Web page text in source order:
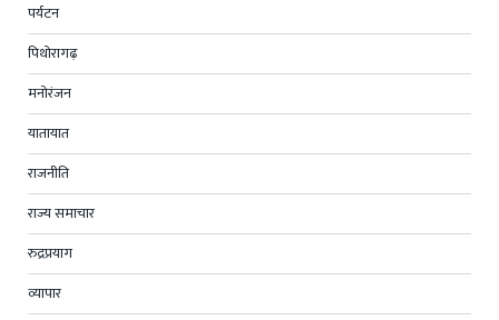
पर्यटन
पिथोरागढ़
मनोरंजन
यातायात
राजनीति
राज्य समाचार
रुद्रप्रयाग
व्यापार